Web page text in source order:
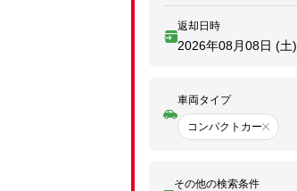
返却日時
2026年08月08日 (土)
車両タイプ
コンパクトカー
その他の検索条件